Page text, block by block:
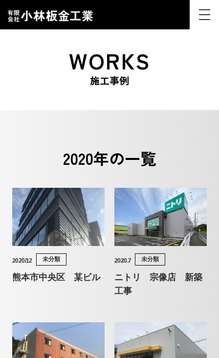
t
i
o
WORKS
施工事例
2020年の一覧
2020/12 未分類
熊本市中央区 某ビル
2020.7 未分類
ニトリ 宗像店 新築
工事